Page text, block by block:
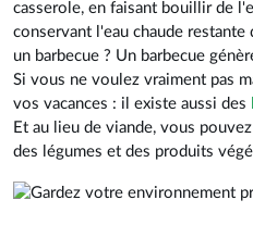
casserole, en faisant bouillir de
conservant l'eau chaude restante
un barbecue ? Un barbecue
Si vous ne voulez vraiment pas
vos vacances : il existe aussi des
Et au lieu de viande, vous
des légumes et des produits